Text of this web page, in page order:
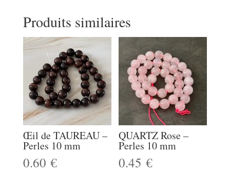
Produits similaires
Œil de TAUREAU –
Perles 10 mm
0.60 €
QUARTZ Rose –
Perles 10 mm
0.45€